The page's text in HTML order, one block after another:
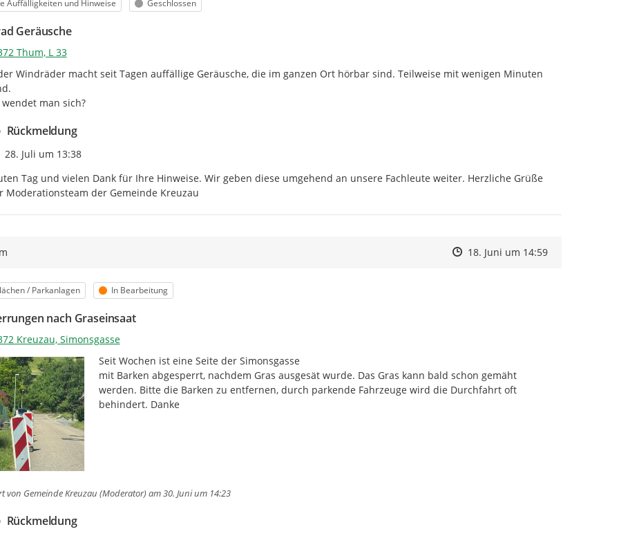
das " +" im BereichBild anfügen.
Auffälligkeiten und Hinweise Status
Geschlossen
Geräusche
Thum, L 33
Windräder macht seit Tagen auffällige Geräusche, die im ganzen Ort hörbar sind. Teilweise mit wenigen Minuten
man sich?
Rückmeldung
Zeitpunkt des Erstellens
28. Juli um 13:38
Tag und vielen Dank für Ihre Hinweise. Wir geben diese umgehend an unsere Fachleute weiter. Herzliche Grüße
Moderationsteam der Gemeinde Kreuzau
Zeitpunkt des Erstellens
Zeitpunkt des Erstellens
18. Juni um 14:59Zur Äußerung
/ Parkanlagen Status
In Bearbeitung
nach Graseinsaat
Kreuzau, Simonsgasse
Seit Wochen ist eine Seite der Simonsgasse
mit Barken abgesperrt, nachdem Gras ausgesät wurde. Das Gras kann bald schon gemäht
werden. Bitte die Barken zu entfernen, durch parkende Fahrzeuge wird die Durchfahrt oft
behindert. Danke
von Gemeinde Kreuzau (Moderator)am 30. Juni um 14:23
Rückmeldung